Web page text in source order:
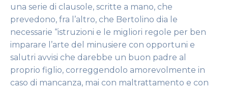
una serie di clausole, scritte a mano, che
prevedono, fra l’altro, che Bertolino dia le
necessarie “istruzioni e le migliori regole per ben
imparare l’arte del minusiere con opportuni e
salutri avvisi che darebbe un buon padre al
proprio figlio, correggendolo amorevolmente in
caso di mancanza, mai con maltrattamento e con